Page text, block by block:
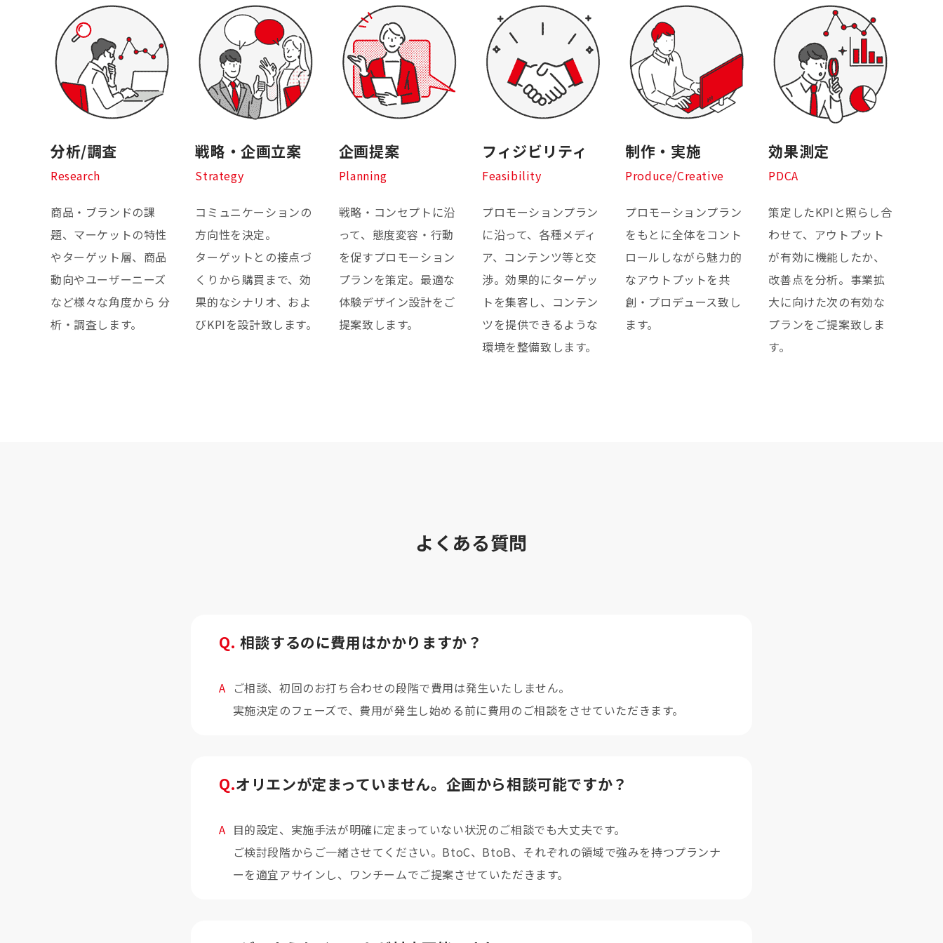
分析/調査
Research
商品・ブランドの課
題、マーケットの特性
やターゲット層、商品
動向やユーザーニーズ
など様々な角度から 分
析・調査します。
戦略・企画立案
Strategy
コミュニケーションの
方向性を決定。
ターゲットとの接点づ
くりから購買まで、効
果的なシナリオ、およ
びKPIを設計致します。
企画提案
Planning
戦略・コンセプトに沿
って、態度変容・行動
を促すプロモーション
プランを策定。最適な
体験デザイン設計をご
提案致します。
フィジビリティ
Feasibility
プロモーションプラン
に沿って、各種メディ
ア、コンテンツ等と交
渉。効果的にターゲッ
トを集客し、コンテン
ツを提供できるような
環境を整備致します。
制作・実施
Produce/Creative
プロモーションプラン
をもとに全体をコント
ロールしながら魅力的
なアウトプットを共
創・プロデュース致し
ます。
効果測定
PDCA
策定したKPIと照らし合
わせて、アウトプット
が有効に機能したか、
改善点を分析。事業拡
大に向けた次の有効な
プランをご提案致しま
す。
よくある質問
Q. 相談するのに費用はかかりますか？
A ご相談、初回のお打ち合わせの段階で費用は発生いたしません。
実施決定のフェーズで、費用が発生し始める前に費用のご相談を させていただきます。
Q.オリエンが定まっていません。 企画から相談可能ですか？
A 目的設定、実施手法が明確に定まっていない状況のご相談でも大丈夫です。
ご検討段階からご一緒させてください。BtoC、BtoB、それぞれの領域で強みを持つプランナ
ーを適宜アサインし、ワンチームでご提案させていただきます。